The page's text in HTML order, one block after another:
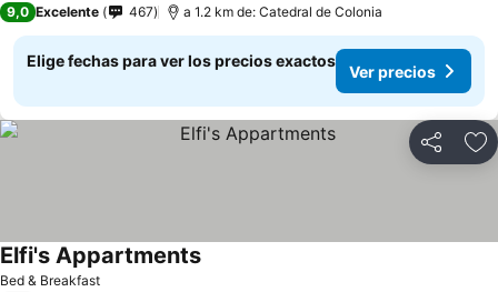
9,0 Excelente 467 a 1.2 km de: Catedral de Colonia
Elige fechas para ver los precios exactos
Ver precios
Compartir
Bed & Breakfast
Elfi's AppartmentsVer precios